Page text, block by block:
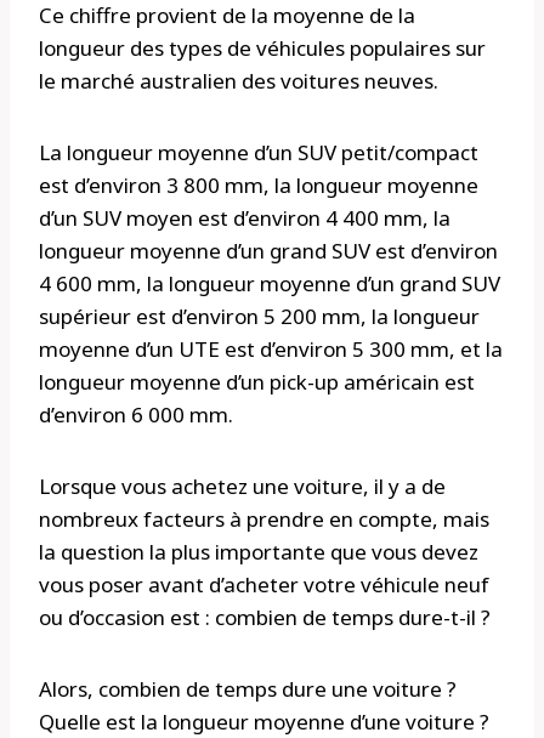
Ce chiffre provient de la moyenne de la
longueur des types de véhicules populaires sur
le marché australien des voitures neuves.
La longueur moyenne d’un SUV petit/compact
est d’environ 3 800 mm, la longueur moyenne
d’un SUV moyen est d’environ 4 400 mm, la
longueur moyenne d’un grand SUV est d’environ
4 600 mm, la longueur moyenne d’un grand SUV
supérieur est d’environ 5 200 mm, la longueur
moyenne d’un UTE est d’environ 5 300 mm, et la
longueur moyenne d’un pick-up américain est
d’environ 6 000 mm.
Lorsque vous achetez une voiture, il y a de
nombreux facteurs à prendre en compte, mais
la question la plus importante que vous devez
vous poser avant d’acheter votre véhicule neuf
ou d’occasion est : combien de temps dure-t-il ?
Alors, combien de temps dure une voiture ?
Quelle est la longueur moyenne d’une voiture ?